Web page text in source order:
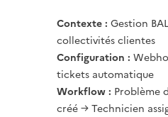
Contexte : Gestion
collectivités clientes
Configuration :
tickets automatique
Workflow : Problème
créé → Technicien